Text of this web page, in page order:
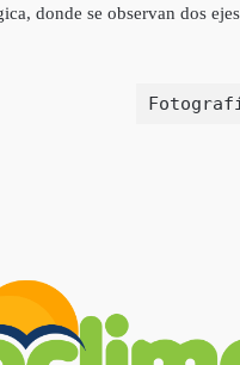
donde se observan dos